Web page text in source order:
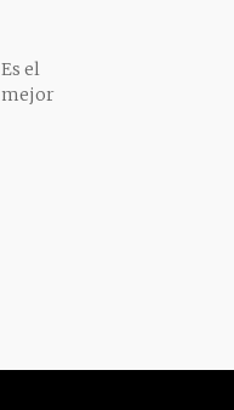
el
mejor